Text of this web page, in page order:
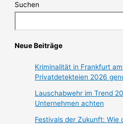
Suchen
Neue Beiträge
Kriminalität in Frankfurt
Privatdetekteien 2026
Lauschabwehr im Trend
Unternehmen achten
Festivals der Zukunft: Wie